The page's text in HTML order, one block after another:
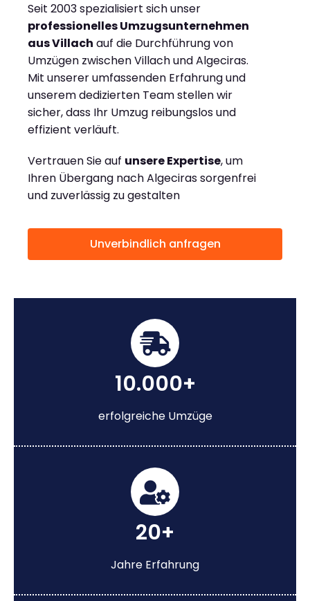
Seit 2003 spezialisiert sich unser
professionelles Umzugsunternehmen
aus Villach auf die Durchführung von
Umzügen zwischen Villach und Algeciras.
Mit unserer umfassenden Erfahrung und
unserem dedizierten Team stellen wir
sicher, dass Ihr Umzug reibungslos und
effizient verläuft.
Vertrauen Sie auf unsere Expertise, um
Ihren Übergang nach Algeciras sorgenfrei
und zuverlässig zu gestalten
Unverbindlich anfragen
10.000+
erfolgreiche Umzüge
20+
Jahre Erfahrung